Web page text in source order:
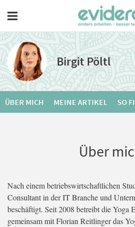
Birgit Pöltl
ÜBER MICH MEINE ARTIKEL SO
Über
Nach einem betriebswirtschaftlichen
Consultant in der IT Branche und
beschäftigt. Seit 2008 betreibt die Yoga
gemeinsam mit Florian Reitlinger das